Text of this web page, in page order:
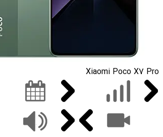
Xiaomi Poco X7 Pro